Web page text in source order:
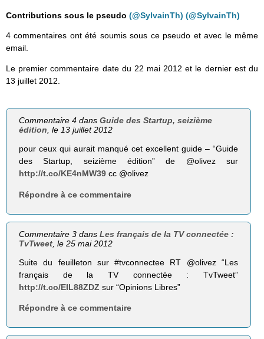
Contributions sous le pseudo (@SylvainTh) (@SylvainTh)
4 commentaires ont été soumis sous ce pseudo et avec le même
email.
Le premier commentaire date du 22 mai 2012 et le dernier est du
13 juillet 2012.
Commentaire 4 dansGuide des Startup, seizième
édition, le 13 juillet 2012
pour ceux qui aurait manqué cet excellent guide – “Guide
des Startup, seizième édition” de @olivez sur
http://t.co/KE4nMW39 cc @olivez
Répondre à ce commentaire
Commentaire 3 dansLes français de la TV connectée :
TvTweet , le 25 mai 2012
Suite du feuilleton sur #tvconnectee RT @olivez “Les
français de la TV connectée : TvTweet”
http://t.co/EIL88ZDZ sur “Opinions Libres”
Répondre à ce commentaire